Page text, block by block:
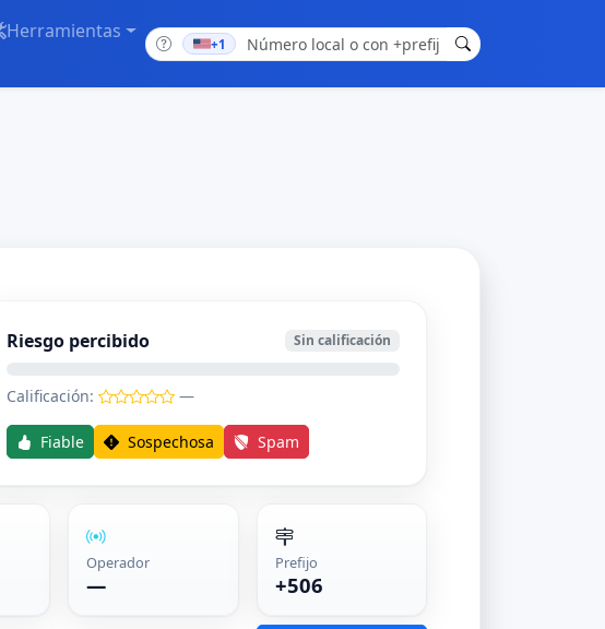
Herramientas
+1
Riesgo percibido Sin calificación
Calificación: —
Fiable Sospechosa Spam
Operador
—
Prefijo
+506